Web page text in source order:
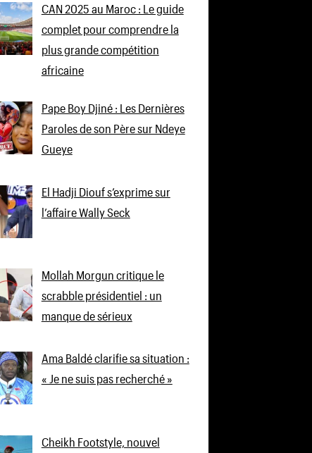
CAN 2025 au Maroc : Le guide
complet pour comprendre la
plus grande compétition
africaine
Pape Boy Djiné : Les Dernières
Paroles de son Père sur Ndeye
Gueye
El Hadji Diouf s’exprime sur
l’affaire Wally Seck
Mollah Morgun critique le
scrabble présidentiel : un
manque de sérieux
Ama Baldé clarifie sa situation :
« Je ne suis pas recherché »
Cheikh Footstyle, nouvel